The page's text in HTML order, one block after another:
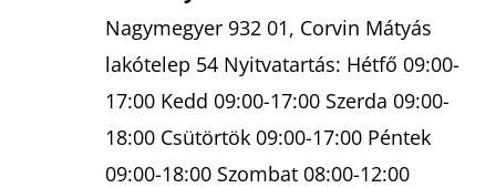
Nagymegyer 932 01, Corvin Mátyás
lakótelep 54 Nyitvatartás: Hétfő 09:00-
17:00 Kedd 09:00-17:00 Szerda 09:00-
18:00 Csütörtök 09:00-17:00 Péntek
09:00-18:00 Szombat 08:00-12:00